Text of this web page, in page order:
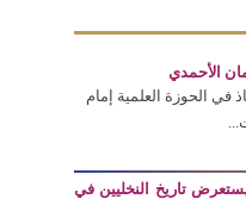
الأحمدي
في الحوزة العلمية إمام
تاريخ النخليين في